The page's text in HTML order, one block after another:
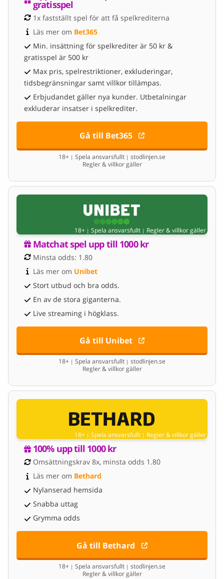
gratisspel
1x fastställt spel för att få spelkrediterna
Läs mer om Bet365
Min. insättning för spelkrediter är 50 kr &
gratisspel är 500 kr
Max pris, spelrestriktioner, exkluderingar,
tidsbegränsningar samt villkor tillämpas.
Erbjudandet gäller nya kunder. Utbetalningar
exkluderar insatser i spelkrediter.
Gå till Bet365
18+ | Spela ansvarsfullt | stodlinjen.se
Regler & villkor gäller
18+ | Spela ansvarsfullt | Regler & villkor gäller
Matchat spel upp till 1000 kr
Minsta odds: 1.80
Läs mer om Unibet
Stort utbud och bra odds.
En av de stora giganterna.
Live streaming i högklass.
Gå till Unibet
18+ | Spela ansvarsfullt | stodlinjen.se
Regler & villkor gäller
18+ | Spela ansvarsfullt | Regler & villkor gäller
100% upp till 1000 kr
Omsättningskrav 8x, minsta odds 1.80
Läs mer om Bethard
Nylanserad hemsida
Snabba uttag
Grymma odds
Gå till Bethard
18+ | Spela ansvarsfullt | stodlinjen.se
Regler & villkor gäller